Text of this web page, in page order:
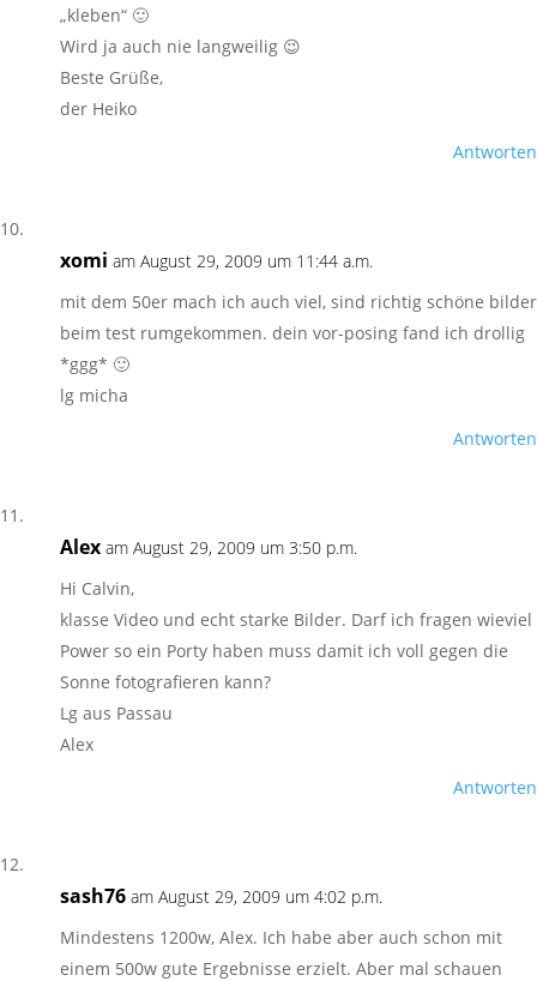
„kleben“ 🙂
Wird ja auch nie langweilig 😉
Beste Grüße,
der Heiko
Antworten
xomi am August 29, 2009 um 11:44 a.m.
mit dem 50er mach ich auch viel, sind richtig schöne bilder
beim test rumgekommen. dein vor-posing fand ich drollig
*ggg* 🙂
lg micha
Antworten
Alex am August 29, 2009 um 3:50 p.m.
Hi Calvin,
klasse Video und echt starke Bilder. Darf ich fragen wieviel
Power so ein Porty haben muss damit ich voll gegen die
Sonne fotografieren kann?
Lg aus Passau
Alex
Antworten
sash76 am August 29, 2009 um 4:02 p.m.
Mindestens 1200w, Alex. Ich habe aber auch schon mit
einem 500w gute Ergebnisse erzielt. Aber mal schauen